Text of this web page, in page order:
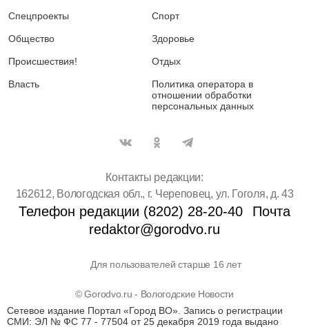
Спецпроекты
Общество
Происшествия!
Власть
Спорт
Здоровье
Отдых
Политика оператора в
отношении обработки
персональных данных
Контакты редакции:
162612, Вологодская обл., г. Череповец, ул. Гоголя, д. 43
Телефон редакции (8202) 28-20-40
Почта
redaktor@gorodvo.ru
Для пользователей старше 16 лет
© Gorodvo.ru - Вологодские Новости
Сетевое издание Портал «Город ВО». Запись о регистрации
СМИ: ЭЛ № ФС 77 - 77504 от 25 декабря 2019 года выдано